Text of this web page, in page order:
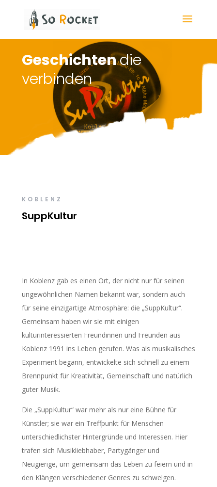
Geschichtendie
verbinden
KOBLENZ
SuppKultur
In Koblenz gab es einen Ort, der nicht nur für seinen
ungewöhnlichen Namen bekannt war, sondern auch
für seine einzigartige Atmosphäre: die „SuppKultur“.
Gemeinsam haben wir sie mit einigen
kulturinteressierten Freundinnen und Freunden aus
Koblenz 1991 ins Leben gerufen. Was als musikalisches
Experiment begann, entwickelte sich schnell zu einem
Brennpunkt für Kreativität, Gemeinschaft und natürlich
guter Musik.
Die „SuppKultur“ war mehr als nur eine Bühne für
Künstler; sie war ein Treffpunkt für Menschen
unterschiedlichster Hintergründe und Interessen. Hier
trafen sich Musikliebhaber, Partygänger und
Neugierige, um gemeinsam das Leben zu feiern und in
den Klängen verschiedener Genres zu schwelgen.